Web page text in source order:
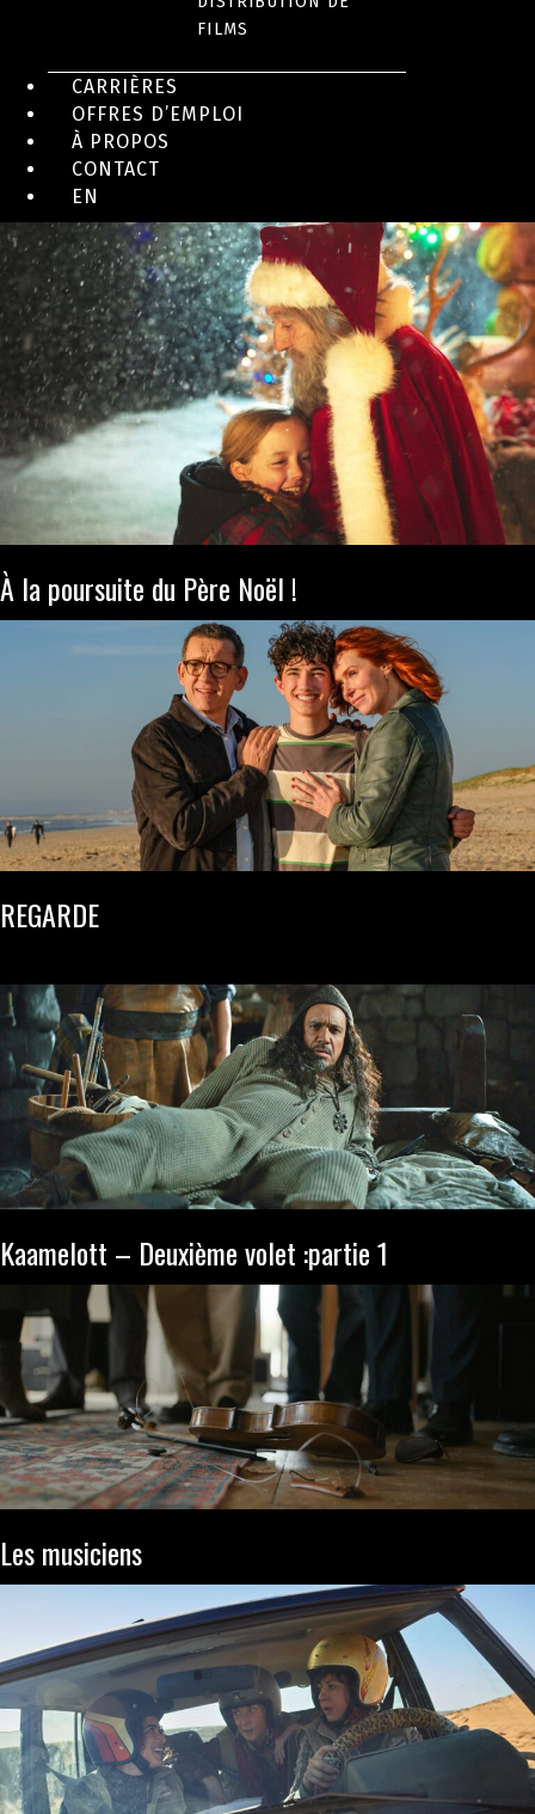
FILMS
CARRIÈRES
OFFRES D’EMPLOI
À PROPOS
CONTACT
EN
À la poursuite du Père Noël !
REGARDE
Kaamelott – Deuxième volet :partie 1
Les musiciens